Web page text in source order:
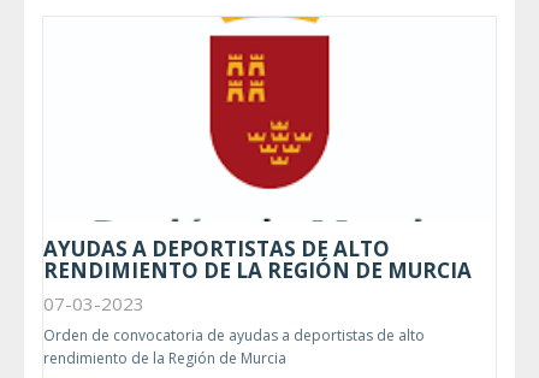
AYUDAS A DEPORTISTAS DE ALTO
RENDIMIENTO DE LA REGIÓN DE MURCIA
07-03-2023
Orden de convocatoria de ayudas a deportistas de alto
rendimiento de la Región de Murcia